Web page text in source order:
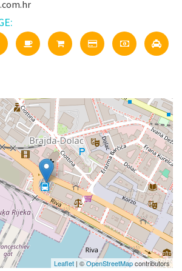
Leaflet | ©OpenStreetMapcontributors